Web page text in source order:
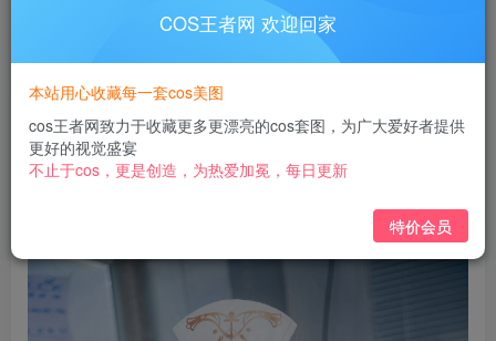
此内容为付费阅读，请付费后查看
3
黄金会员免费 钻石会员 免费
立即购买
COS王者网 欢迎回家
本站用心收藏每一套cos美图
cos王者网致力于收藏更多更漂亮的cos套图，为广大爱好者提供
更好的视觉盛宴
不止于cos，更是创造，为热爱加冕，每日更新
特价会员